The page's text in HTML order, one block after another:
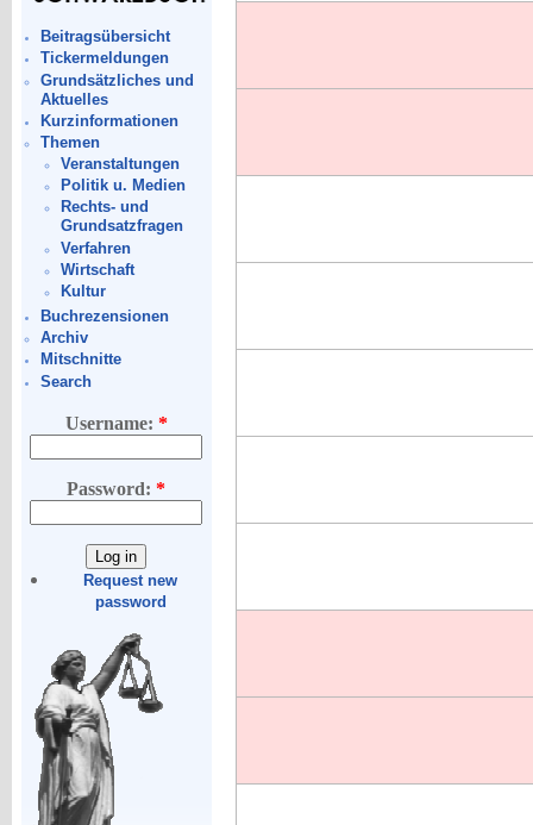
Beitragsübersicht
Tickermeldungen
Grundsätzliches und
Aktuelles
Kurzinformationen
Themen
Veranstaltungen
Politik u. Medien
Rechts- und
Grundsatzfragen
Verfahren
Wirtschaft
Kultur
Buchrezensionen
Archiv
Mitschnitte
Search
Username: *
Password:*
Request new
password